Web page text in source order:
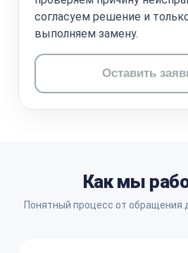
согласуем решение и
выполняем замену.
Оставить
Как мы
Понятный процесс от обращения